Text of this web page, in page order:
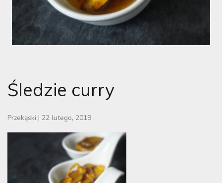
Śledzie curry
Przekąski | 22 lutego, 2019